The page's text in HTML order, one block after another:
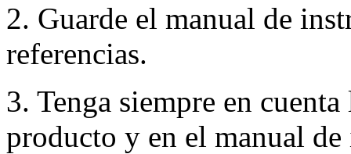
2. Guarde el manual de
referencias.
3. Tenga siempre en
producto y en el manual